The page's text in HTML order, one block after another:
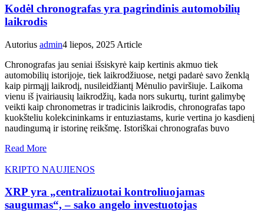
Kodėl chronografas yra pagrindinis automobilių
laikrodis
Autorius admin4 liepos, 2025 Article
Chronografas jau seniai išsiskyrė kaip kertinis akmuo tiek
automobilių istorijoje, tiek laikrodžiuose, netgi padarė savo ženklą
kaip pirmąjį laikrodį, nusileidžiantį Mėnulio paviršiuje. Laikoma
vienu iš įvairiausių laikrodžių, kada nors sukurtų, turint galimybę
veikti kaip chronometras ir tradicinis laikrodis, chronografas tapo
kuokšteliu kolekcininkams ir entuziastams, kurie vertina jo kasdienį
naudingumą ir istorinę reikšmę. Istoriškai chronografas buvo
Read More
KRIPTO NAUJIENOS
XRP yra „centralizuotai kontroliuojamas
saugumas“, – sako angelo investuotojas